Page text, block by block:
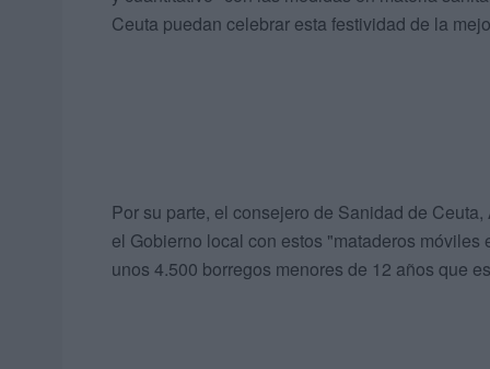
Ceuta puedan celebrar esta festividad de la
Por su parte, el consejero de Sanidad de
el Gobierno local con estos "mataderos
unos 4.500 borregos menores de 12 años que